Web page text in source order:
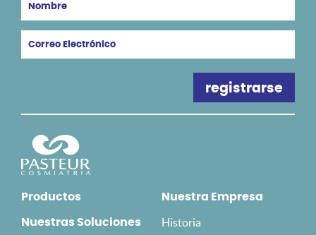
Productos
Nuestras Soluciones
Nuestra Empresa
Historia